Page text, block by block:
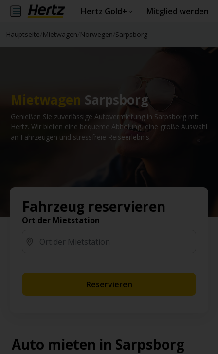
Hertz Gold+ Mitglied werden
Hauptseite Mietwagen Norwegen Sarpsborg
Mietwagen Sarpsborg
Genießen Sie zuverlässige Autovermietung in Sarpsborg mit
Hertz. Wir bieten eine bequeme Abholung, eine große Auswahl
an Fahrzeugen und stressfreie Reiseerlebnis.
Fahrzeug reservieren
Ort der Mietstation
Reservieren
Auto mieten in Sarpsborg